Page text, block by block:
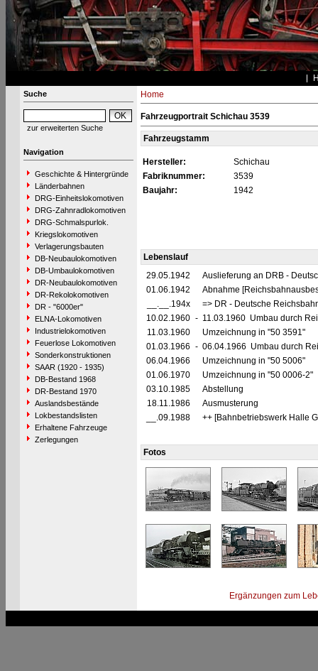
Suche
zur erweiterten Suche
Navigation
Geschichte & Hintergründe
Länderbahnen
DRG-Einheitslokomotiven
DRG-Zahnradlokomotiven
DRG-Schmalspurlok.
Kriegslokomotiven
Verlagerungsbauten
DB-Neubaulokomotiven
DB-Umbaulokomotiven
DR-Neubaulokomotiven
DR-Rekolokomotiven
DR - "6000er"
ELNA-Lokomotiven
Industrielokomotiven
Feuerlose Lokomotiven
Sonderkonstruktionen
SAAR (1920 - 1935)
DB-Bestand 1968
DR-Bestand 1970
Auslandsbestände
Lokbestandslisten
Erhaltene Fahrzeuge
Zerlegungen
Home
Fahrzeugportrait Schichau 3539
Fahrzeugstamm
Hersteller:
Schichau
Fabriknummer:
3539
Baujahr:
1942
Lebenslauf
29.05.1942
Auslieferung an DRB -
01.06.1942
Abnahme
__.__.194x
=> DR - Deutsche
10.02.1960 - 11.03.1960 Umbau durch
11.03.1960
Umzeichnung in "50 3591"
01.03.1966 - 06.04.1966 Umbau durch
06.04.1966
Umzeichnung in "50 5006"
01.06.1970
Umzeichnung in "50 0006-2"
03.10.1985
Abstellung
18.11.1986
Ausmusterung
__.09.1988
++ [Bahnbetriebswerk Halle
Fotos
Ergänzungen zum